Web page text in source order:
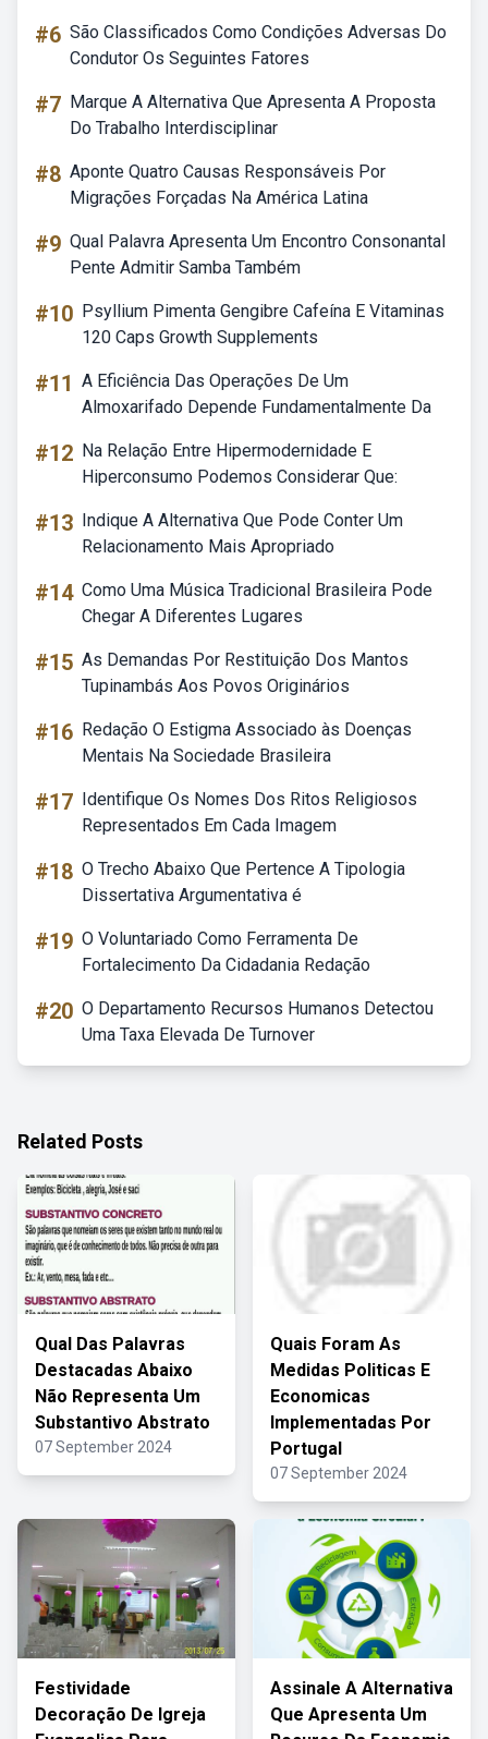
#6 São Classificados Como Condições Adversas Do
Condutor Os Seguintes Fatores
#7 Marque A Alternativa Que Apresenta A Proposta
Do Trabalho Interdisciplinar
#8 Aponte Quatro Causas Responsáveis Por
Migrações Forçadas Na América Latina
#9 Qual Palavra Apresenta Um Encontro Consonantal
Pente Admitir Samba Também
#10 Psyllium Pimenta Gengibre Cafeína E Vitaminas
120 Caps Growth Supplements
#11 A Eficiência Das Operações De Um
Almoxarifado Depende Fundamentalmente Da
#12 Na Relação Entre Hipermodernidade E
Hiperconsumo Podemos Considerar Que:
#13 Indique A Alternativa Que Pode Conter Um
Relacionamento Mais Apropriado
#14 Como Uma Música Tradicional Brasileira Pode
Chegar A Diferentes Lugares
#15 As Demandas Por Restituição Dos Mantos
Tupinambás Aos Povos Originários
#16 Redação O Estigma Associado às Doenças
Mentais Na Sociedade Brasileira
#17 Identifique Os Nomes Dos Ritos Religiosos
Representados Em Cada Imagem
#18 O Trecho Abaixo Que Pertence A Tipologia
Dissertativa Argumentativa é
#19 O Voluntariado Como Ferramenta De
Fortalecimento Da Cidadania Redação
#20 O Departamento Recursos Humanos Detectou
Uma Taxa Elevada De Turnover
Related Posts
Qual Das Palavras
Destacadas Abaixo
Não Representa Um
Substantivo Abstrato
07 September 2024
Quais Foram As
Medidas Politicas E
Economicas
Implementadas Por
Portugal
07 September 2024
Festividade
Decoração De Igreja
Assinale A Alternativa
Que Apresenta Um